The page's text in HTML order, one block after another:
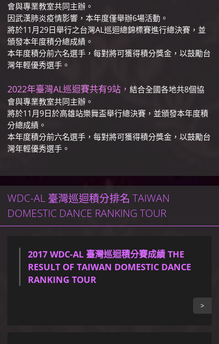
會與專業教室共同主辦。
因武漢肺炎疫情影響，本年度僅舉辦6場活動。
將於11月29日舉行之台灣AL巡迴總錦標賽進行總決賽，並
頒發本年度積分總成績。
本年度積分前六名選手，每對將可獲得積分獎金，以鼓勵台
灣年輕優秀選手。
2022年臺灣AL巡迴賽共有9站， 結合全國各地共8個協
會與專業教室共同主辦。
將於11月9日於高雄站樂舞盃舉行總決賽，並頒發本年度積
分總成績。
本年度積分前六名選手，每對將可獲得積分獎金，以鼓勵台
灣年輕優秀選手。
WDC-AL 臺灣巡迴積分排名 TAIWAN
DOMESTIC DANCE RANKING TOUR
2017 WDC-AL 臺灣巡迴積分賽成績 THE
RESULT OF TAIWAN DOMESTIC DANCE
RANKING TOUR
>